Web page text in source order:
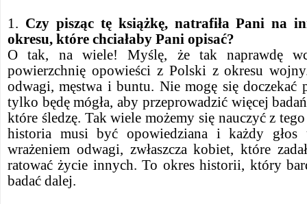
1. Czy pisząc tę książkę, natrafiła Pani na
okresu, które chciałaby Pani opisać?
O tak, na wiele! Myślę, że tak naprawdę
powierzchnię opowieści z Polski z okresu
odwagi, męstwa i buntu. Nie mogę się
tylko będę mógła, aby przeprowadzić więcej
które śledzę. Tak wiele możemy się nauczyć z
historia musi być opowiedziana i każdy głos
wrażeniem odwagi, zwłaszcza kobiet, które
ratować życie innych. To okres historii, który
badać dalej.